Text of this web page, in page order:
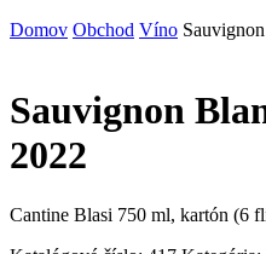
Domov Obchod Víno
Sauvignon
2022
Cantine Blasi 750 ml, kartón (6